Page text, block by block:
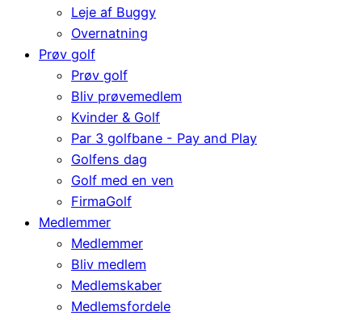
Leje af Buggy
Overnatning
Prøv golf
Prøv golf
Bliv prøvemedlem
Kvinder & Golf
Par 3 golfbane - Pay and Play
Golfens dag
Golf med en ven
FirmaGolf
Medlemmer
Medlemmer
Bliv medlem
Medlemskaber
Medlemsfordele